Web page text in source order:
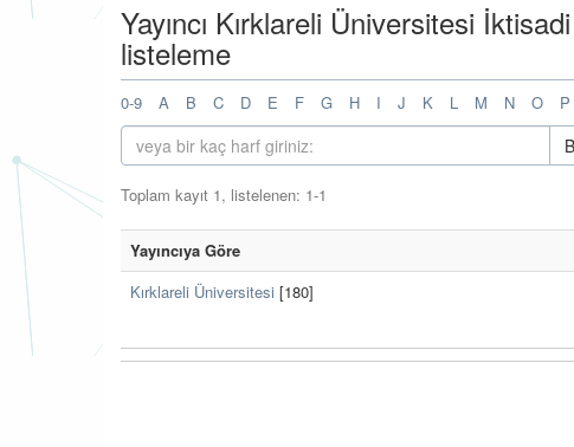
Yayıncı Kırklareli Üniversitesi
listeleme
0-9 A B C D E F G H I J K L M N O P
Toplam kayıt 1, listelenen: 1-1
Yayıncıya Göre
Kırklareli Üniversitesi [180]